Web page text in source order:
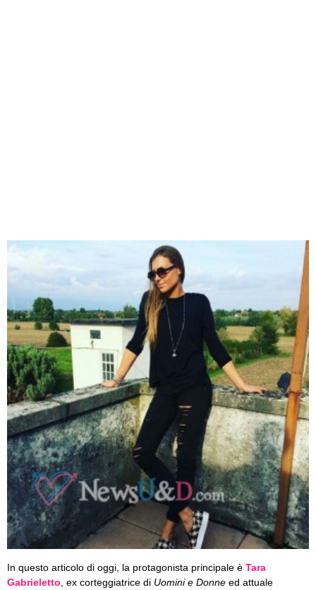
In questo articolo di oggi, la protagonista principale è Tara
Gabrieletto , ex corteggiatrice di Uomini e Donne ed attuale